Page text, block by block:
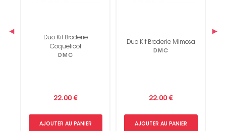
Duo Kit Broderie
Coquelicot
DMC
22.00 €
AJOUTER AU PANIER
Duo Kit Broderie Mimosa
DMC
22.00 €
AJOUTER AU PANIER
‹ ›